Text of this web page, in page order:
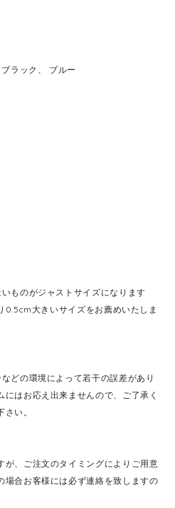
ラック、 ブルー
ものがジャストサイズになります
0.5cm大きいサイズをお薦めいたしま
どの環境によって若干の誤差があり
はお応え出来ませんので、ご了承く
い。
が、ご注文のタイミングによりご用意
場合お客様には必ず連絡を致しますの